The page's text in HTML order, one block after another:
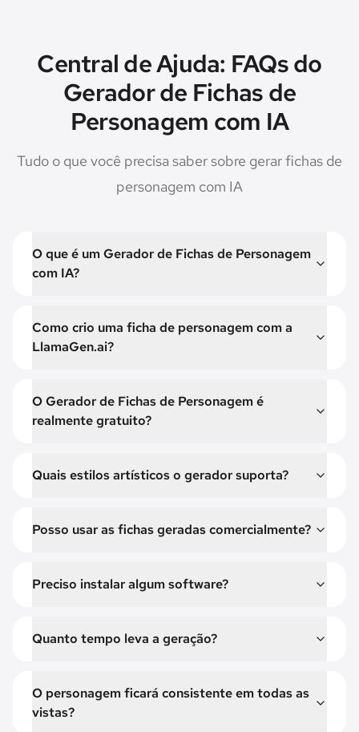
Central de Ajuda: FAQs do
Gerador de Fichas de
Personagem com IA
Tudo o que você precisa saber sobre gerar fichas de
personagem com IA
O que é um Gerador de Fichas de Personagem
com IA?
Como crio uma ficha de personagem com a
LlamaGen.ai?
O Gerador de Fichas de Personagem é
realmente gratuito?
Quais estilos artísticos o gerador suporta?
Posso usar as fichas geradas comercialmente?
Preciso instalar algum software?
Quanto tempo leva a geração?
O personagem ficará consistente em todas as
vistas?